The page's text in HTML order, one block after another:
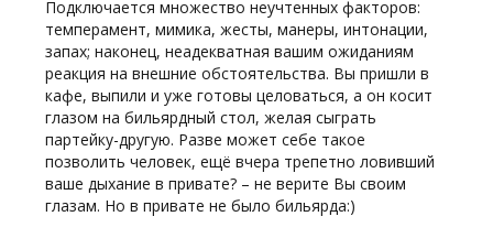
Подключается множество неучтенных факторов:
темперамент, мимика, жесты, манеры, интонации,
запах; наконец, неадекватная вашим ожиданиям
реакция на внешние обстоятельства. Вы пришли в
кафе, выпили и уже готовы целоваться, а он косит
глазом на бильярдный стол, желая сыграть
партейку-другую. Разве может себе такое
позволить человек, ещё вчера трепетно ловивший
ваше дыхание в привате? – не верите Вы своим
глазам. Но в привате не было бильярда:)